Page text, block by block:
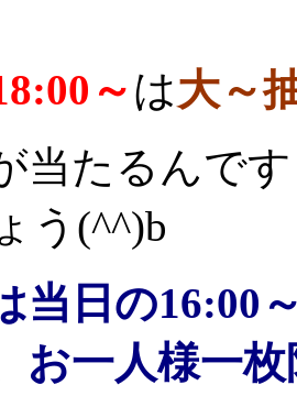
～は大～
当たるんで
う(^^)b
当日の16:00
お一人様一